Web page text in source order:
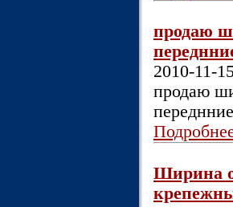
продаю
2010-11-
продаю
Ширина